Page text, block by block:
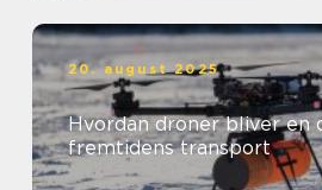
20. august 2025
Hvordan droner bliver en
fremtidens transport